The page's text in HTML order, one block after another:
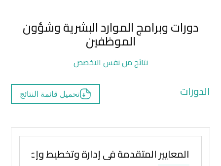
دورات وبرامج الموارد البشرية وشؤون
الموظفين
نتائج من نفس التخصص
الدورات تحميل قائمة النتائج
المعايير المتقدمة في إدارة وتخطيط وإعداد